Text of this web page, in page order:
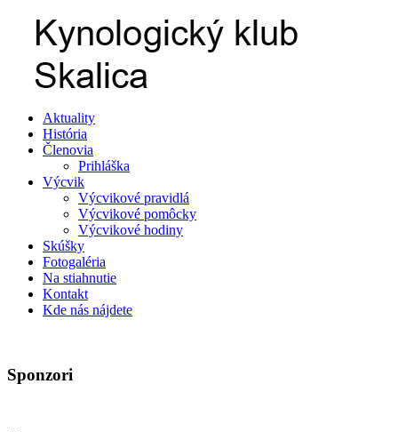
Aktuality
História
Členovia
Prihláška
Výcvik
Výcvikové pravidlá
Výcvikové pomôcky
Výcvikové hodiny
Skúšky
Fotogaléria
Na stiahnutie
Kontakt
Kde nás nájdete
Sponzori